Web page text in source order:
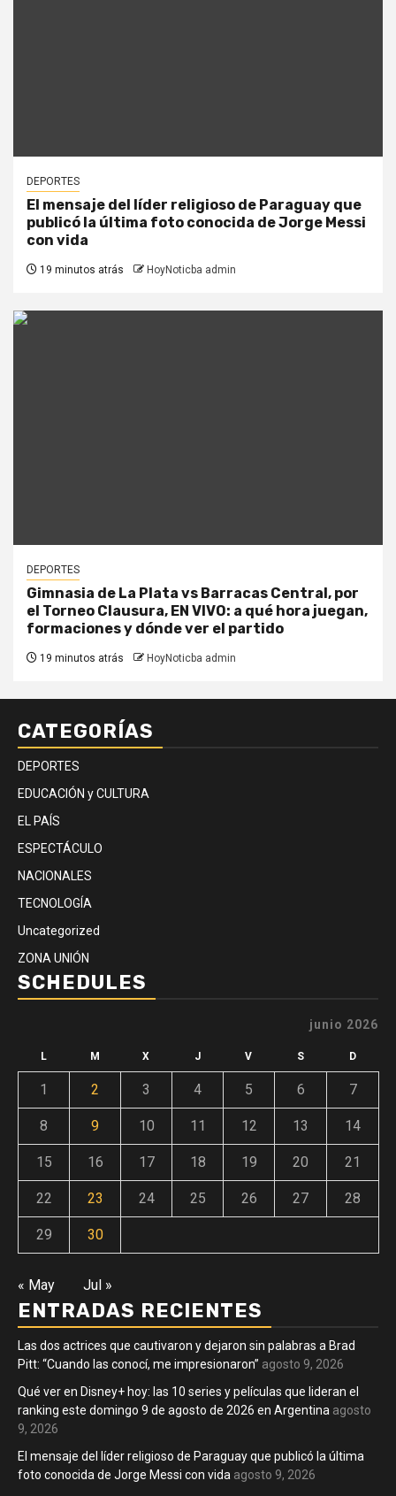
DEPORTES
El mensaje del líder religioso de Paraguay que
publicó la última foto conocida de Jorge Messi
con vida
19 minutos atrás HoyNoticba admin
DEPORTES
Gimnasia de La Plata vs Barracas Central, por
el Torneo Clausura, EN VIVO: a qué hora juegan,
formaciones y dónde ver el partido
19 minutos atrás HoyNoticba admin
CATEGORÍAS
DEPORTES
EDUCACIÓN y CULTURA
EL PAÍS
ESPECTÁCULO
NACIONALES
TECNOLOGÍA
Uncategorized
ZONA UNIÓN
SCHEDULES
junio 2026
L M X J V S D
1 2 3 4 5 6 7
8 9 10 11 12 13 14
15 16 17 18 19 20 21
22 23 24 25 26 27 28
29 30
« May Jul »
ENTRADAS RECIENTES
Las dos actrices que cautivaron y dejaron sin palabras a Brad
Pitt: “Cuando las conocí, me impresionaron” agosto 9, 2026
Qué ver en Disney+ hoy: las 10 series y películas que lideran el
ranking este domingo 9 de agosto de 2026 en Argentina agosto
9, 2026
El mensaje del líder religioso de Paraguay que publicó la última
foto conocida de Jorge Messi con vida agosto 9, 2026